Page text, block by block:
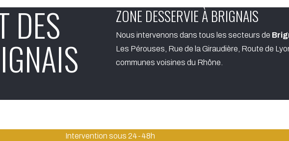
DES ZONE DESSERVIE À BRIGNAIS
Nous intervenons dans tous les secteurs de
Les Pérouses, Rue de la Giraudière, Route de
communes voisines du Rhône.
Intervention sous 24-48h